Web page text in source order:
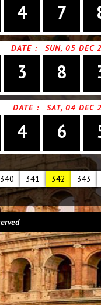
4 7
DATE : SUN, 05 DEC
3 8
DATE : SAT, 04 DEC
4 6
340 341 342 343